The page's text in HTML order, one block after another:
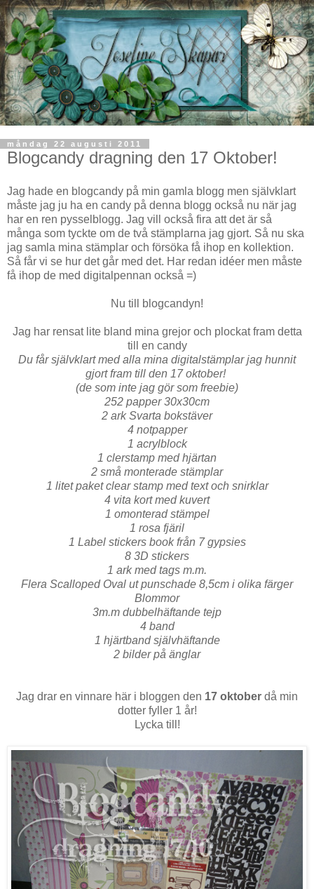
måndag 22 augusti 2011
Blogcandy dragning den 17 Oktober!
Jag hade en blogcandy på min gamla blogg men självklart
måste jag ju ha en candy på denna blogg också nu när jag
har en ren pysselblogg. Jag vill också fira att det är så
många som tyckte om de två stämplarna jag gjort. Så nu ska
jag samla mina stämplar och försöka få ihop en kollektion.
Så får vi se hur det går med det. Har redan idéer men måste
få ihop de med digitalpennan också =)
Nu till blogcandyn!
Jag har rensat lite bland mina grejor och plockat fram detta
till en candy
Du får självklart med alla mina digitalstämplar jag hunnit
gjort fram till den 17 oktober!
(de som inte jag gör som freebie)
252 papper 30x30cm
2 ark Svarta bokstäver
4 notpapper
1 acrylblock
1 clerstamp med hjärtan
2 små monterade stämplar
1 litet paket clear stamp med text och snirklar
4 vita kort med kuvert
1 omonterad stämpel
1 rosa fjäril
1 Label stickers book från 7 gypsies
8 3D stickers
1 ark med tags m.m.
Flera Scalloped Oval ut punschade 8,5cm i olika färger
Blommor
3m.m dubbelhäftande tejp
4 band
1 hjärtband självhäftande
2 bilder på änglar
Jag drar en vinnare här i bloggen den 17 oktober då min
dotter fyller 1 år!
Lycka till!